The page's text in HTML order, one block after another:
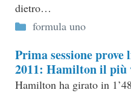
dietro…
Categorie
formula uno
Prima sessione prove
2011: Hamilton il più
Hamilton ha girato in